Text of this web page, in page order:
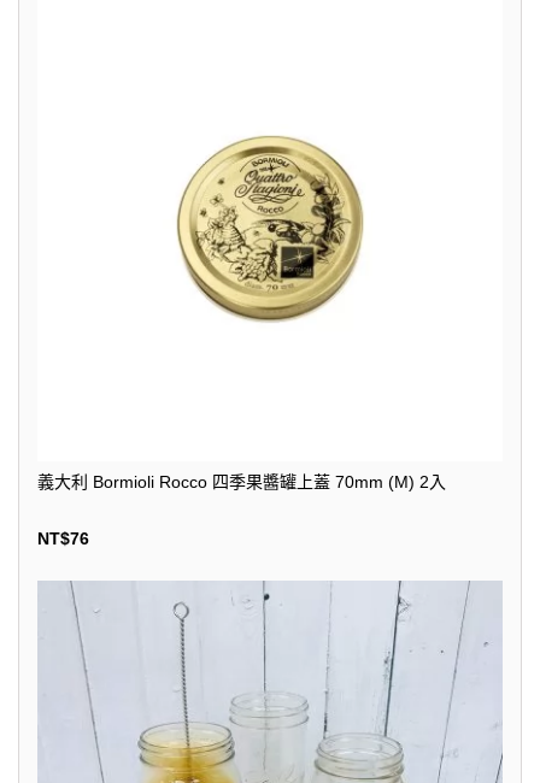
義大利 Bormioli Rocco 四季果醬罐上蓋 70mm (M) 2入
NT$76